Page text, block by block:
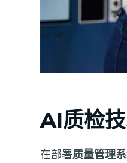
AI质检
在部署质量管理系